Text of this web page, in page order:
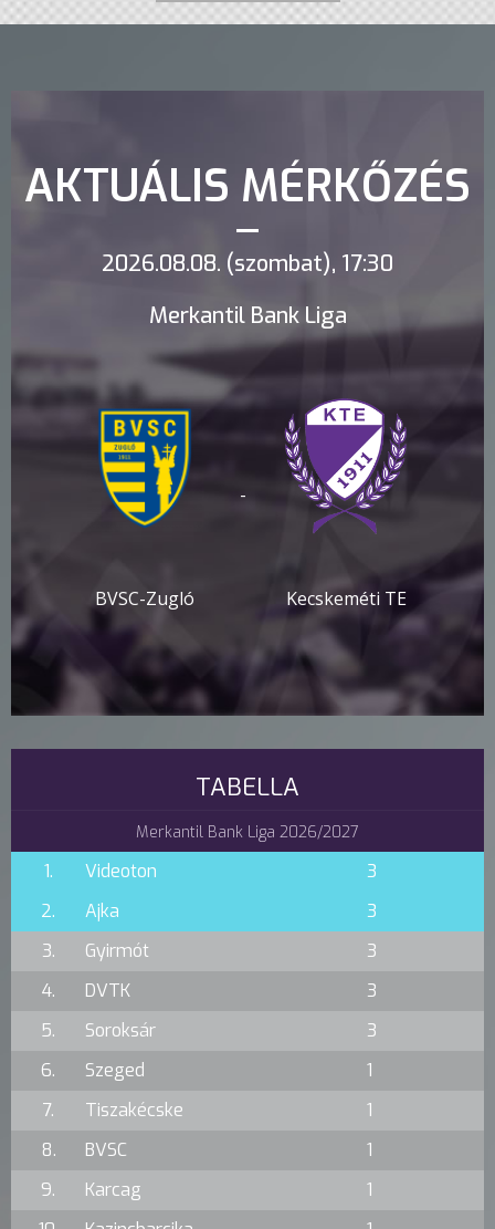
AKTUÁLIS MÉRKŐZÉS
2026.08.08. (szombat), 17:30
Merkantil Bank Liga
BVSC-Zugló
-
Kecskeméti TE
TABELLA
Merkantil Bank Liga 2026/2027
1. Videoton
3
2.
Ajka
3
3.
Gyirmót
3
4.
DVTK
3
5.
Soroksár
3
6.
Szeged
1
7.
Tiszakécske
1
8.
BVSC
1
9.
Karcag
1